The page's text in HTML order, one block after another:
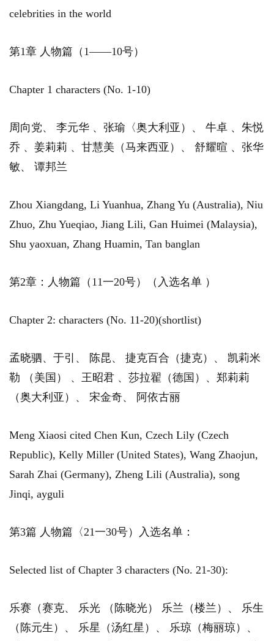
celebrities in the world
第1章 人物篇（1——10号）
Chapter 1 characters (No. 1-10)
周向党、 李元华 、张瑜〈奥大利亚）、 牛卓 、朱悦
乔 、姜莉莉 、甘慧美（马来西亚）、 舒耀暄 、张华
敏、 谭邦兰
Zhou Xiangdang, Li Yuanhua, Zhang Yu (Australia), Niu
Zhuo, Zhu Yueqiao, Jiang Lili, Gan Huimei (Malaysia),
Shu yaoxuan, Zhang Huamin, Tan banglan
第2章：人物篇（11一20号）（入选名单 ）
Chapter 2: characters (No. 11-20)(shortlist)
孟晓驷、于引、 陈昆、 捷克百合（捷克）、 凯莉米
勒 （美国） 、王昭君 、莎拉翟（德国）、郑莉莉
（奥大利亚）、 宋金奇、 阿依古丽
Meng Xiaosi cited Chen Kun, Czech Lily (Czech
Republic), Kelly Miller (United States), Wang Zhaojun,
Sarah Zhai (Germany), Zheng Lili (Australia), song
Jinqi, ayguli
第3篇 人物篇〈21一30号）入选名单：
Selected list of Chapter 3 characters (No. 21-30):
乐赛（赛克、 乐光 （陈晓光） 乐兰（楼兰）、 乐生
（陈元生）、 乐星（汤红星）、 乐琼（梅丽琼）、